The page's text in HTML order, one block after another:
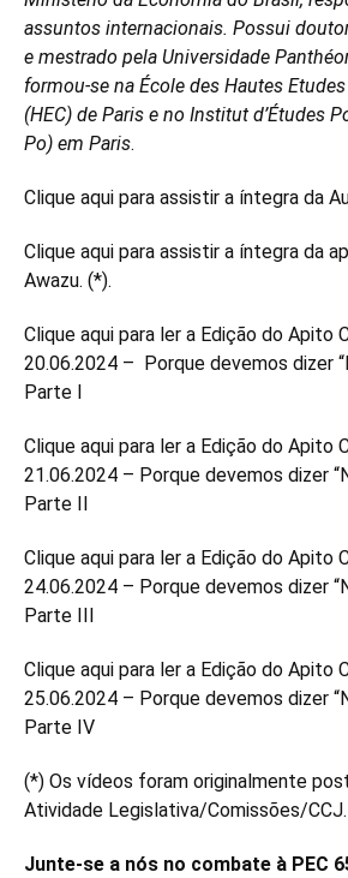
assuntos internacionais. Possui
e mestrado pela Universidade
formou-se na École des Hautes
(HEC) de Paris e no Institut d’Études
Po) em Paris.
Clique aqui para assistir a íntegra da
Clique aqui para assistir a íntegra da
Awazu. (*).
Clique aqui para ler a Edição do Apito
20.06.2024 – Porque devemos dizer
Parte I
Clique aqui para ler a Edição do Apito
21.06.2024 – Porque devemos dizer
Parte II
Clique aqui para ler a Edição do Apito
24.06.2024 – Porque devemos dizer
Parte III
Clique aqui para ler a Edição do Apito
25.06.2024 – Porque devemos dizer
Parte IV
(*) Os vídeos foram originalmente
Atividade Legislativa/Comissões/CCJ.
Junte-se a nós no combate à PEC